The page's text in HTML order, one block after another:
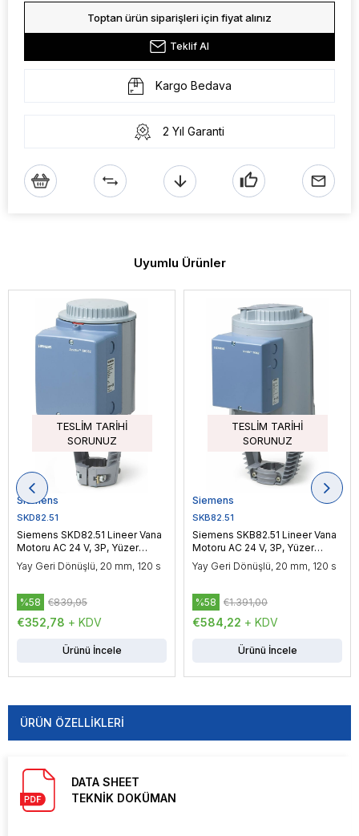
Toptan ürün siparişleri için fiyat alınız
Teklif Al
Kargo Bedava
2 Yıl Garanti
Uyumlu Ürünler
TESLIM TARIHI
SORUNUZ
Siemens
SKD82.51
Siemens SKD82.51 Lineer Vana
Motoru AC 24 V, 3P, Yüzer
Kontrol, 1000 N
Yay Geri Dönüşlü, 20 mm, 120 s
€352,78 + KDV
%58 €839,95
Ürünü İncele
TESLIM TARIHI
SORUNUZ
Siemens
SKB82.51
Siemens SKB82.51 Lineer Vana
Motoru AC 24 V, 3P, Yüzer
Kontrol, 2800 N
Yay Geri Dönüşlü, 20 mm, 120 s
€584,22 + KDV
%58 €1.391,00
Ürünü İncele
ÜRÜN ÖZELLIKLERI
DATA SHEET
TEKNİK DOKÜMAN